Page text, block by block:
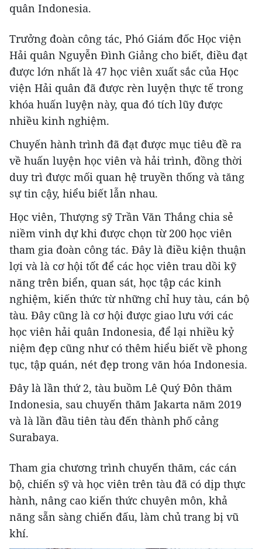
quân Indonesia.
Trưởng đoàn công tác, Phó Giám đốc Học viện
Hải quân Nguyễn Đình Giảng cho biết, điều đạt
được lớn nhất là 47 học viên xuất sắc của Học
viện Hải quân đã được rèn luyện thực tế trong
khóa huấn luyện này, qua đó tích lũy được
nhiều kinh nghiệm.
Chuyến hành trình đã đạt được mục tiêu đề ra
về huấn luyện học viên và hải trình, đồng thời
duy trì được mối quan hệ truyền thống và tăng
sự tin cậy, hiểu biết lẫn nhau.
Học viên, Thượng sỹ Trần Văn Thắng chia sẻ
niềm vinh dự khi được chọn từ 200 học viên
tham gia đoàn công tác. Đây là điều kiện thuận
lợi và là cơ hội tốt để các học viên trau dồi kỹ
năng trên biển, quan sát, học tập các kinh
nghiệm, kiến thức từ những chỉ huy tàu, cán bộ
tàu. Đây cũng là cơ hội được giao lưu với các
học viên hải quân Indonesia, để lại nhiều kỷ
niệm đẹp cũng như có thêm hiểu biết về phong
tục, tập quán, nét đẹp trong văn hóa Indonesia.
Đây là lần thứ 2, tàu buồm Lê Quý Đôn thăm
Indonesia, sau chuyến thăm Jakarta năm 2019
và là lần đầu tiên tàu đến thành phố cảng
Surabaya.
Tham gia chương trình chuyến thăm, các cán
bộ, chiến sỹ và học viên trên tàu đã có dịp thực
hành, nâng cao kiến thức chuyên môn, khả
năng sẵn sàng chiến đấu, làm chủ trang bị vũ
khí.